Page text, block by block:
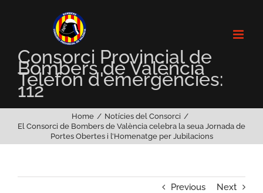
Consorci Provincial de
Bombers de València
Telèfon d'emergències:
112
Home
Notícies del Consorci
El Consorci de Bombers de València celebra la seua Jornada de
Portes Obertes i l’Homenatge per Jubilacions
Previous Next